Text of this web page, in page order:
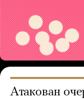
Атакован